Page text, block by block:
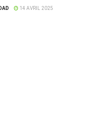
14 AVRIL 2025